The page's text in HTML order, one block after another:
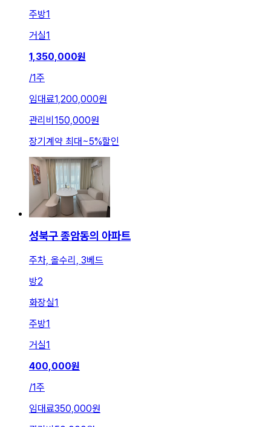
주방1
거실1
1,350,000원
/1주
임대료1,200,000원
관리비 150,000원
장기계약 최대 ~5%할인
성북구 종암동의 아파트
주차, 올수리, 3베드
방2
화장실1
주방1
거실1
400,000원
/1주
임대료350,000원